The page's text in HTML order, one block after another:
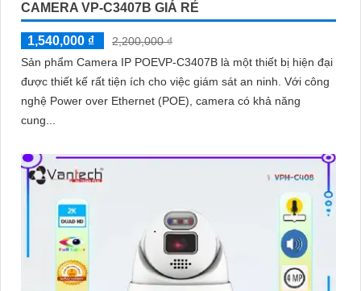
CAMERA VP-C3407B GIÁ RẺ
1,540,000 ₫
2,200,000 ₫
Sản phẩm Camera IP POEVP-C3407B là một thiết bị hiện đại
được thiết kế rất tiện ích cho việc giám sát an ninh. Với công
nghệ Power over Ethernet (POE), camera có khả năng
cung...